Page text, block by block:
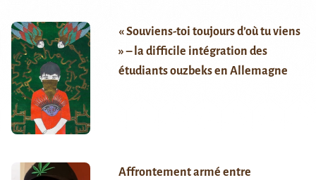
« Souviens-toi toujours d’où tu viens
» – la difficile intégration des
étudiants ouzbeks en Allemagne
Affrontement armé entre